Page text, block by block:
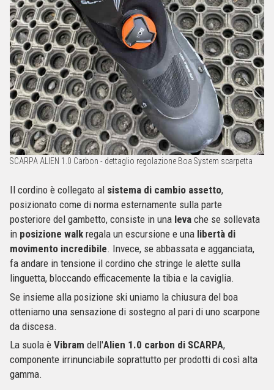
SCARPA ALIEN 1.0 Carbon - dettaglio regolazione Boa System scarpetta
Il cordino è collegato al sistema di cambio assetto,
posizionato come di norma esternamente sulla parte
posteriore del gambetto, consiste in una leva che se sollevata
in posizione walk regala un escursione e una libertà di
movimento incredibile. Invece, se abbassata e agganciata,
fa andare in tensione il cordino che stringe le alette sulla
linguetta, bloccando efficacemente la tibia e la caviglia.
Se insieme alla posizione ski uniamo la chiusura del boa
otteniamo una sensazione di sostegno al pari di uno scarpone
da discesa.
La suola è Vibram dell'Alien 1.0 carbon di SCARPA,
componente irrinunciabile soprattutto per prodotti di così alta
gamma.